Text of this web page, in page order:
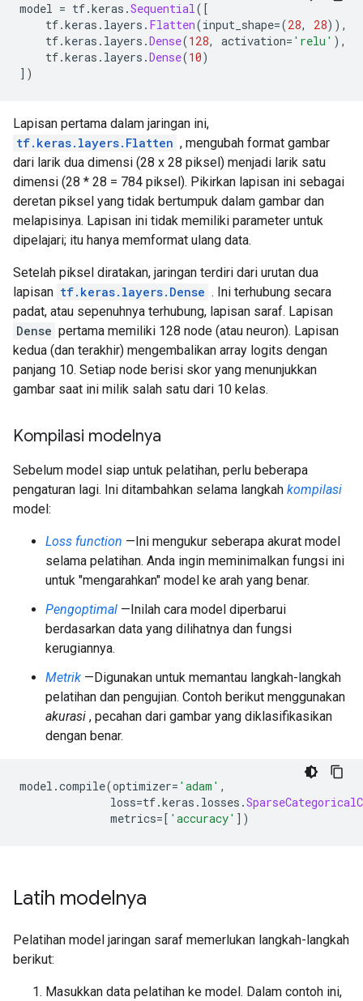
model = tf.keras .Sequential([
tf.keras . layers . Flatten(input_shape=(28, 28)),
tf.keras . layers .Dense(128, activation= 'relu' ),
tf.keras . layers .Dense(10)
])
Lapisan pertama dalam jaringan ini,
tf.keras.layers.Flatten , mengubah format gambar
dari larik dua dimensi (28 x 28 piksel) menjadi larik satu
dimensi (28 * 28 = 784 piksel). Pikirkan lapisan ini sebagai
deretan piksel yang tidak bertumpuk dalam gambar dan
melapisinya. Lapisan ini tidak memiliki parameter untuk
dipelajari; itu hanya memformat ulang data.
Setelah piksel diratakan, jaringan terdiri dari urutan dua
lapisan tf.keras.layers.Dense . Ini terhubung secara
padat, atau sepenuhnya terhubung, lapisan saraf. Lapisan
Dense pertama memiliki 128 node (atau neuron). Lapisan
kedua (dan terakhir) mengembalikan array logits dengan
panjang 10. Setiap node berisi skor yang menunjukkan
gambar saat ini milik salah satu dari 10 kelas.
Kompilasi modelnya
Sebelum model siap untuk pelatihan, perlu beberapa
pengaturan lagi. Ini ditambahkan selama langkah kompilasi
model:
Loss function —Ini mengukur seberapa akurat model
selama pelatihan. Anda ingin meminimalkan fungsi ini
untuk "mengarahkan" model ke arah yang benar.
Pengoptimal —Inilah cara model diperbarui
berdasarkan data yang dilihatnya dan fungsi
kerugiannya.
Metrik —Digunakan untuk memantau langkah-langkah
pelatihan dan pengujian. Contoh berikut menggunakan
akurasi , pecahan dari gambar yang diklasifikasikan
dengan benar.
model .compile(optimizer= 'adam' ,
loss=tf.keras . losses .
metrics=[ 'accuracy' ])
Latih modelnya
Pelatihan model jaringan saraf memerlukan langkah-langkah
berikut:
Masukkan data pelatihan ke model. Dalam contoh ini,